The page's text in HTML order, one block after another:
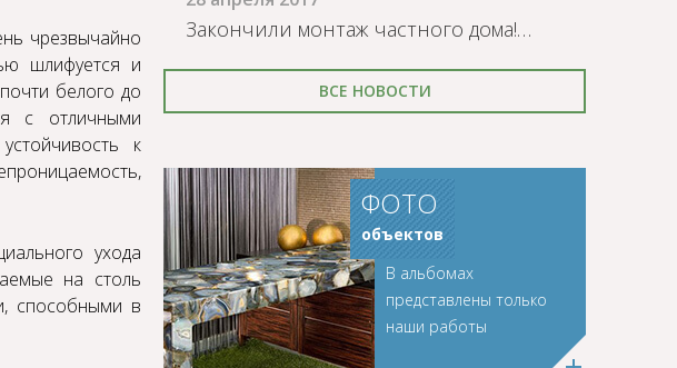
чрезвычайно
шлифуется и
белого до
с отличными
к
ухода
на столь
способными в
Закончили монтаж частного дома!…
ВСЕ НОВОСТИ
ФОТО
объектов
В альбомах
представлены только
наши работы